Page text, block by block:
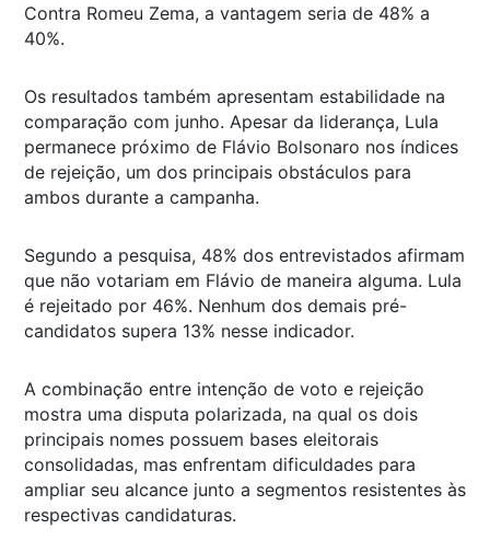
Contra Romeu Zema, a vantagem seria de 48% a
40%.
Os resultados também apresentam estabilidade na
comparação com junho. Apesar da liderança, Lula
permanece próximo de Flávio Bolsonaro nos índices
de rejeição, um dos principais obstáculos para
ambos durante a campanha.
Segundo a pesquisa, 48% dos entrevistados afirmam
que não votariam em Flávio de maneira alguma. Lula
é rejeitado por 46%. Nenhum dos demais pré-
candidatos supera 13% nesse indicador.
A combinação entre intenção de voto e rejeição
mostra uma disputa polarizada, na qual os dois
principais nomes possuem bases eleitorais
consolidadas, mas enfrentam dificuldades para
ampliar seu alcance junto a segmentos resistentes às
respectivas candidaturas.